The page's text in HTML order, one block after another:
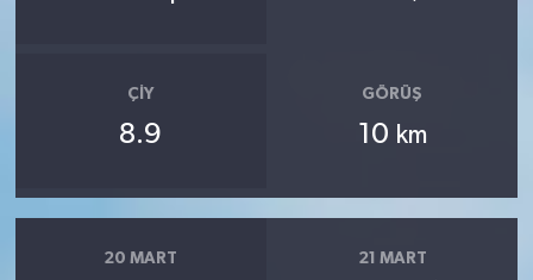
ÇIY
8.9
GÖRÜŞ
10 km
20 MART 21 MART